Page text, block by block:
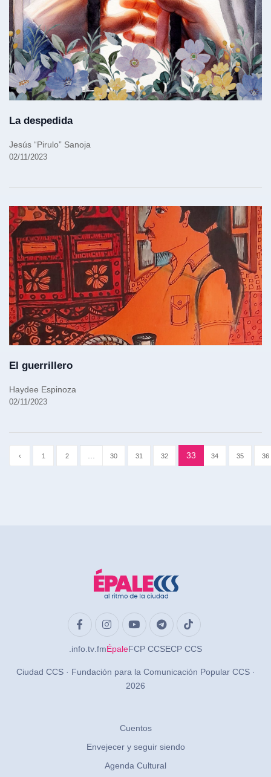
La despedida
Jesús “Pirulo” Sanoja
02/11/2023
El guerrillero
Haydee Espinoza
02/11/2023
‹ 1 2 30 31 32 33 34 35 36
.info .tv .fmÉpaleFCP CCSECP CCS
Ciudad CCS · Fundación para la Comunicación Popular CCS ·
2026
Cuentos
Envejecer y seguir siendo
Agenda Cultural